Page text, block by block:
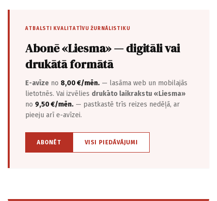
ATBALSTI KVALITATĪVU ŽURNĀLISTIKU
Abonē «Liesma» — digitāli vai
drukātā formātā
E-avīze no 8,00 €/mēn. — lasāma web un mobilajās
lietotnēs. Vai izvēlies drukāto laikrakstu «Liesma»
no 9,50 €/mēn. — pastkastē trīs reizes nedēļā, ar
pieeju arī e-avīzei.
ABONĒT VISI PIEDĀVĀJUMI